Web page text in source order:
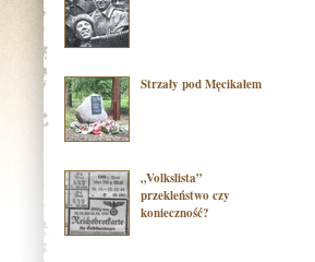
Strzały pod Męcikałem
„Volkslista”
przekleństwo czy
konieczność?